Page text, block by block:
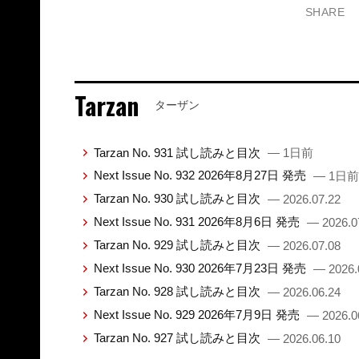
SHARE
Tarzan ターザン
Tarzan No. 931 試し読みと目次 — 1日前
Next Issue No. 932 2026年8月27日 発売 — 1日前
Tarzan No. 930 試し読みと目次 — 2026.07.22
Next Issue No. 931 2026年8月6日 発売 —
Tarzan No. 929 試し読みと目次 — 2026.07.08
Next Issue No. 930 2026年7月23日 発売 —
Tarzan No. 928 試し読みと目次 — 2026.06.24
Next Issue No. 929 2026年7月9日 発売 —
Tarzan No. 927 試し読みと目次 — 2026.06.10